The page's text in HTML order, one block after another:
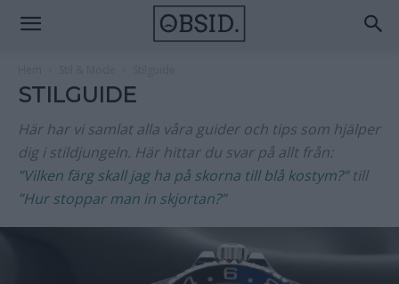
STILGUIDE
Här har vi samlat alla våra guider och tips som hjälper
dig i stildjungeln. Här hittar du svar på allt från:
”Vilken färg skall jag ha på skorna till blå kostym?”till
”Hur stoppar man in skjortan?”